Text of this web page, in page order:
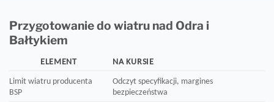
Przygotowanie do wiatru nad Odra i
Bałtykiem
ELEMENT
NA KURSIE
Limit wiatru producenta
BSP
Odczyt specyfikacji, margines
bezpieczeństwa